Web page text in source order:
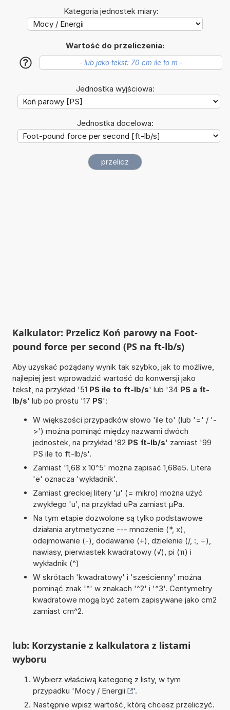
Kategoria jednostek miary:
Wartość do przeliczenia:
?
Jednostka wyjściowa:
Jednostka docelowa:
Kalkulator: Przelicz Koń parowy na Foot-
pound force per second (PS na ft-lb/s)
Aby uzyskać pożądany wynik tak szybko, jak to możliwe,
najlepiej jest wprowadzić wartość do konwersji jako
tekst, na przykład '51 PS ile to ft-lb/s' lub '34 PS a ft-
lb/s' lub po prostu '17 PS':
W większości przypadków słowo 'ile to' (lub '=' / '-
>') można pominąć między nazwami dwóch
jednostek, na przykład '82 PS ft-lb/s' zamiast '99
PS ile to ft-lb/s'.
Zamiast '1,68 x 10^5' można zapisać 1,68e5. Litera
'e' oznacza 'wykładnik'.
Zamiast greckiej litery 'µ' (= mikro) można użyć
zwykłego 'u', na przykład uPa zamiast µPa.
Na tym etapie dozwolone są tylko podstawowe
działania arytmetyczne --- mnożenie (*, x),
odejmowanie (-), dodawanie (+), dzielenie (/, :, ÷),
nawiasy, pierwiastek kwadratowy (√), pi (π) i
wykładnik (^)
W skrótach 'kwadratowy' i 'sześcienny' można
pominąć znak '^' w znakach '^2' i '^3'. Centymetry
kwadratowe mogą być zatem zapisywane jako cm2
zamiast cm^2.
lub: Korzystanie z kalkulatora z listami
wyboru
Wybierz właściwą kategorię z listy, w tym
przypadku 'Mocy / Energii
'.
Następnie wpisz wartość, którą chcesz przeliczyć.